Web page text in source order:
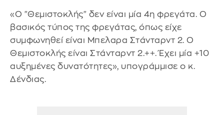
«Ο "Θεμιστοκλής" δεν είναι μία 4η φρεγάτα. Ο
βασικός τύπος της φρεγάτας, όπως είχε
συμφωνηθεί είναι Μπελαρα Στάνταρντ 2. Ο
Θεμιστοκλής είναι Στάνταρντ 2.++. Έχει μία +10
αυξημένες δυνατότητες», υπογράμμισε ο κ.
Δένδιας.